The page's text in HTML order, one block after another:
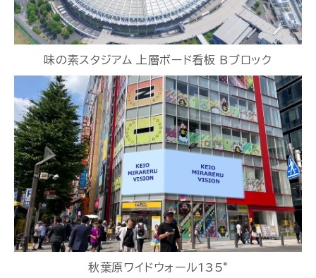
味の素スタジアム 上層ボード看板 Ｂブロック
秋葉原ワイドウォール135°